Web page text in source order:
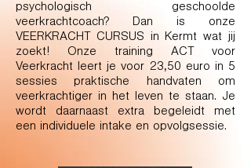
psychologisch geschoolde
veerkrachtcoach? Dan is onze
VEERKRACHT CURSUS in Kermt wat jij
zoekt! Onze training ACT voor
Veerkracht leert je voor 23,50 euro in 5
sessies praktische handvaten om
veerkrachtiger in het leven te staan. Je
wordt daarnaast extra begeleidt met
een individuele intake en opvolgsessie.